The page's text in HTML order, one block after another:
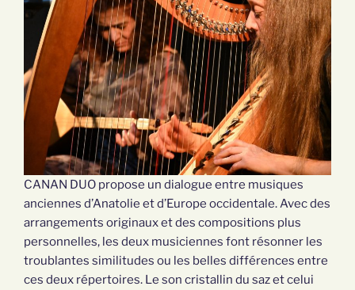
CANAN DUO propose un dialogue entre musiques
anciennes d’Anatolie et d’Europe occidentale. Avec des
arrangements originaux et des compositions plus
personnelles, les deux musiciennes font résonner les
troublantes similitudes ou les belles différences entre
ces deux répertoires. Le son cristallin du saz et celui